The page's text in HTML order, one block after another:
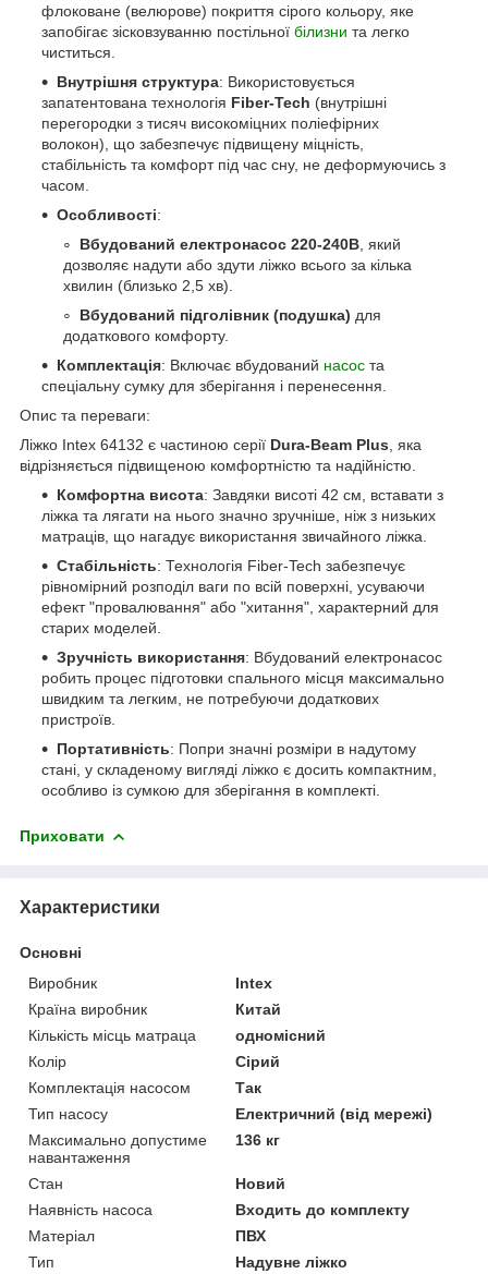
флоковане (велюрове) покриття сірого кольору, яке
запобігає зісковзуванню постільної білизни та легко
чиститься.
Внутрішня структура: Використовується
запатентована технологія Fiber-Tech (внутрішні
перегородки з тисяч високоміцних поліефірних
волокон), що забезпечує підвищену міцність,
стабільність та комфорт під час сну, не деформуючись з
часом.
Особливості:
Вбудований електронасос 220-240В , який
дозволяє надути або здути ліжко всього за кілька
хвилин (близько 2,5 хв).
Вбудований підголівник (подушка) для
додаткового комфорту.
Комплектація: Включає вбудований насос та
спеціальну сумку для зберігання і перенесення.
Опис та переваги:
Ліжко Intex 64132 є частиною серії Dura-Beam Plus , яка
відрізняється підвищеною комфортністю та надійністю.
Комфортна висота: Завдяки висоті 42 см, вставати з
ліжка та лягати на нього значно зручніше, ніж з низьких
матраців, що нагадує використання звичайного ліжка.
Стабільність: Технологія Fiber-Tech забезпечує
рівномірний розподіл ваги по всій поверхні, усуваючи
ефект "провалювання" або "хитання", характерний для
старих моделей.
Зручність використання: Вбудований електронасос
робить процес підготовки спального місця максимально
швидким та легким, не потребуючи додаткових
пристроїв.
Портативність: Попри значні розміри в надутому
стані, у складеному вигляді ліжко є досить компактним,
особливо із сумкою для зберігання в комплекті.
Приховати
Характеристики
Основні
Виробник
Intex
Країна виробник
Китай
Кількість місць матраца
одномісний
Колір
Сірий
Комплектація насосом
Так
Тип насосу
Електричний (від мережі)
Максимально допустиме
навантаження
136 кг
Стан
Новий
Наявність насоса
Входить до комплекту
Матеріал
ПВХ
Тип
Надувне ліжко